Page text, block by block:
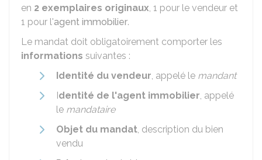
en 2 exemplaires originaux, 1 pour le vendeur et
1 pour l'agent immobilier.
Le mandat doit obligatoirement comporter les
informations suivantes :
Identité du vendeur, appelé le mandant
Identité de l'agent immobilier, appelé
le mandataire
Objet du mandat, description du bien
vendu